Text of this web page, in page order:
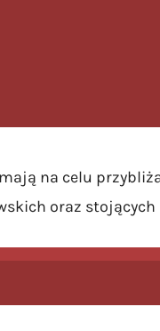
na celu
oraz stojących